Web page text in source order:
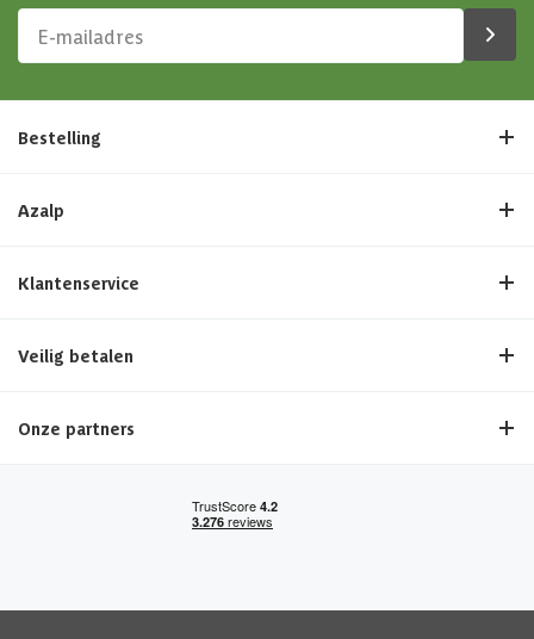
Bestelling
Azalp
Klantenservice
Veilig betalen
Onze partners